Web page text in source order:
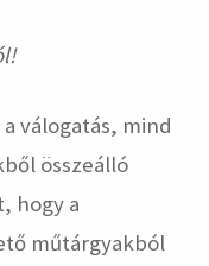
válogatás, mind
összeálló
hogy a
műtárgyakból